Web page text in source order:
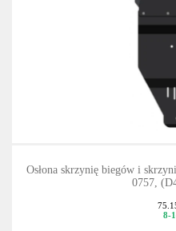
Osłona skrzynię biegów i
0757,
8-